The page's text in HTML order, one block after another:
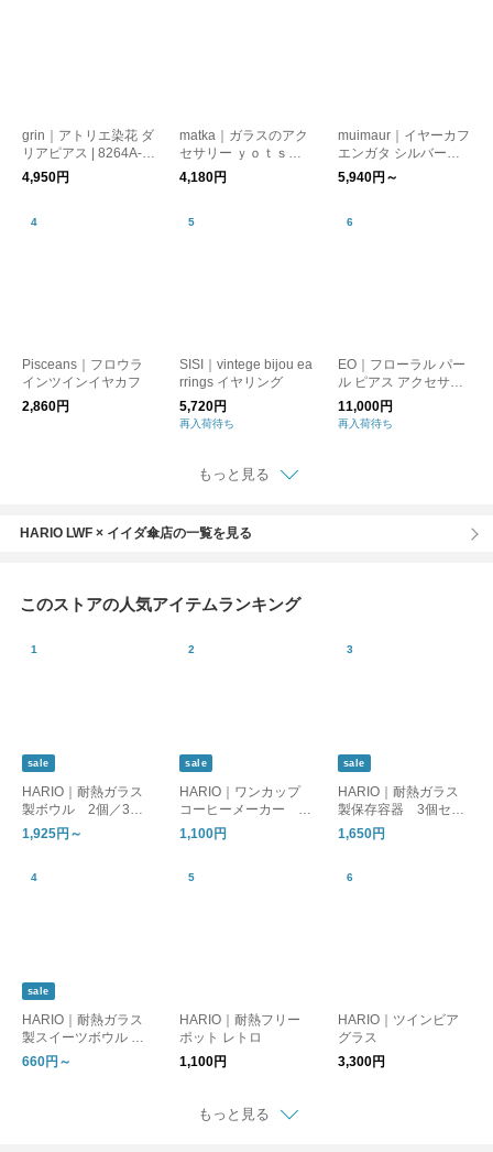
grin｜アトリエ染花 ダ
リアピアス | 8264A-0
13
4,950円
matka｜ガラスのアク
セサリー ｙｏｔｓｕ
（ヨツ）【ピアス・イ
ヤリング】【プレゼン
4,180円
muimaur｜イヤーカフ
エンガタ シルバー
［ギフト/贈り物］
5,940円～
Pisceans｜フロウラ
インツインイヤカフ
2,860円
SISI｜vintege bijou ea
rrings イヤリング
5,720円
再入荷待ち
EO｜フローラル パー
ル ピアス アクセサリ
ー Floral Pearl Pierce
EO26AW-28 イオ
11,000円
再入荷待ち
もっと見る
HARIO LWF × イイダ傘店の一覧を見る
このストアの人気アイテムランキング
sale
HARIO｜耐熱ガラス
製ボウル 2個／3個
セット
1,925円～
sale
HARIO｜ワンカップ
コーヒーメーカー B
ATON ［母の日/ギフ
ト］
1,100円
sale
HARIO｜耐熱ガラス
製保存容器 3個セッ
ト
1,650円
sale
HARIO｜耐熱ガラス
製スイーツボウル 単
品／4個セット
660円～
HARIO｜耐熱フリー
ポット レトロ
1,100円
HARIO｜ツインビア
グラス
3,300円
もっと見る